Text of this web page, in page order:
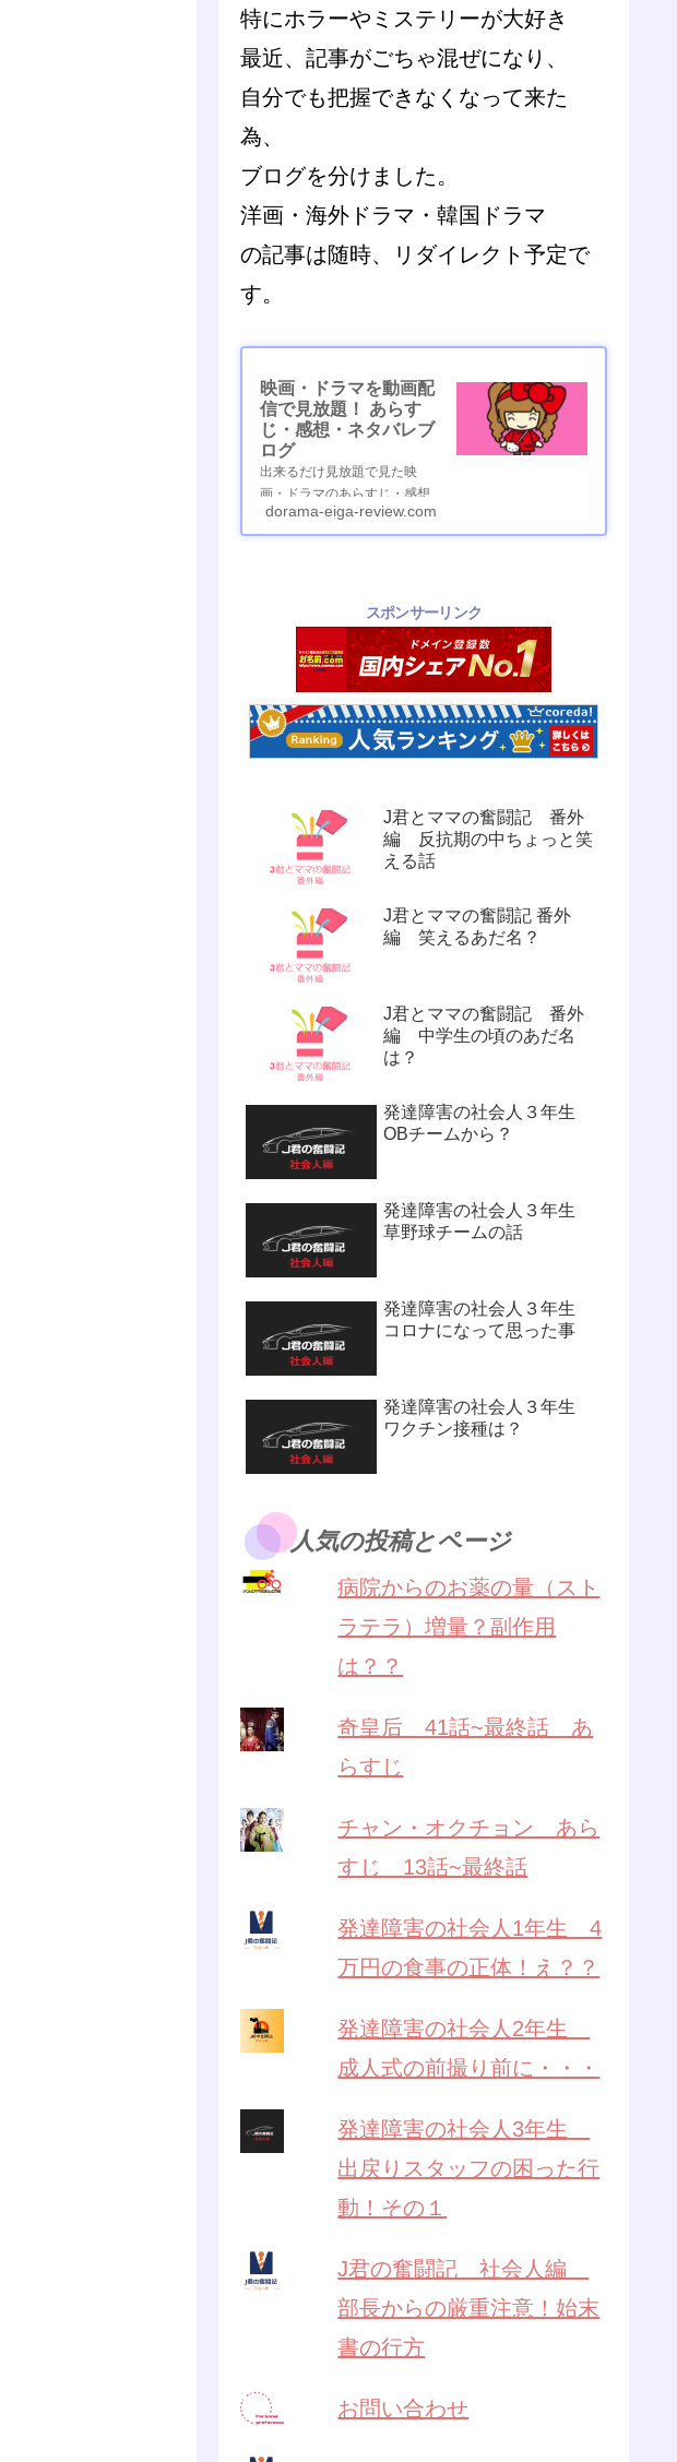
特にホラーやミステリーが大好き
最近、記事がごちゃ混ぜになり、
自分でも把握できなくなって来た
為、
ブログを分けました。
洋画・海外ドラマ・韓国ドラマ
の記事は随時、リダイレクト予定で
す。
映画・ドラマを動画配
信で見放題！ あらす
じ・感想・ネタバレブ
ログ
出来るだけ見放題で見た映
画・ドラマのあらすじ・感想
dorama-eiga-review.com
スポンサーリンク
J君とママの奮闘記 番外
編 反抗期の中ちょっと笑
える話
J君とママの奮闘記 番外
編 笑えるあだ名？
J君とママの奮闘記 番外
編 中学生の頃のあだ名
は？
発達障害の社会人３年生
OBチームから？
発達障害の社会人３年生
草野球チームの話
発達障害の社会人３年生
コロナになって思った事
発達障害の社会人３年生
ワクチン接種は？
人気の投稿とページ
病院からのお薬の量（スト
ラテラ）増量？副作用
は？？
奇皇后 41話~最終話 あ
らすじ
チャン・オクチョン あら
すじ 13話~最終話
発達障害の社会人1年生 4
万円の食事の正体！え？？
発達障害の社会人2年生
成人式の前撮り前に・・・
発達障害の社会人3年生
出戻りスタッフの困った行
動！その１
J君の奮闘記 社会人編
部長からの厳重注意！始末
書の行方
お問い合わせ